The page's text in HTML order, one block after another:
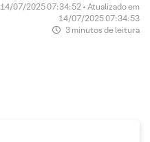
14/07/2025 07:34:52 • Atualizado em
14/07/2025 07:34:53
3 minutos de leitura